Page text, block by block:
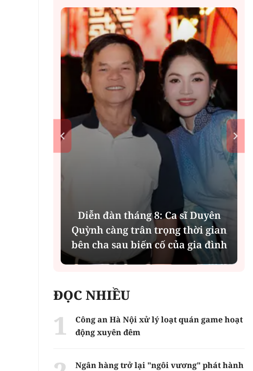
Diễn đàn tháng 8: Ca sĩ Duyên
Quỳnh càng trân trọng thời gian
bên cha sau biến cố của gia đình
ĐỌC NHIỀU
Công an Hà Nội xử lý loạt quán game hoạt
động xuyên đêm
Ngân hàng trở lại "ngôi vương" phát hành